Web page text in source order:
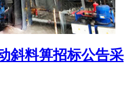
斜料箅招标公告采